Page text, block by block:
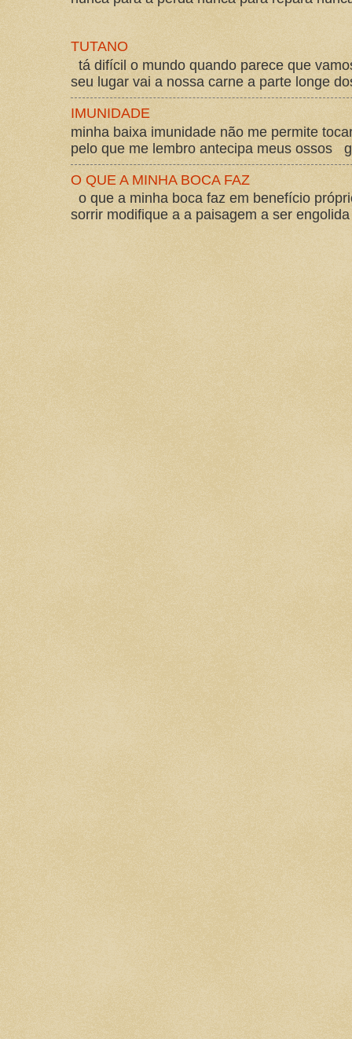
TUTANO
tá difícil o mundo quando parece que
seu lugar vai a nossa carne a parte longe
IMUNIDADE
minha baixa imunidade não me permite
pelo que me lembro antecipa meus ossos
O QUE A MINHA BOCA FAZ
o que a minha boca faz em benefício
sorrir modifique a a paisagem a ser